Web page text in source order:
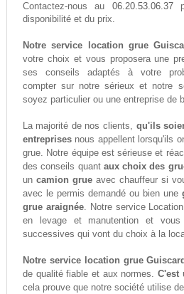
Contactez-nous au 06.20.53.06.37
disponibilité et du prix.
Notre service location grue
votre choix et vous proposera une
ses conseils adaptés à votre
compter sur notre sérieux et notre
soyez particulier ou une entreprise de
La majorité de nos clients, qu'ils
entreprisesnous appellent lorsqu'ils
grue. Notre équipe est sérieuse et
des conseils quant aux choix des
un camion grueavec chauffeur si
avec le permis demandé ou bien une
grue araignée. Notre service
en levage et manutention et
successives qui vont du choix à la
Notre service location grue Guiscard
de qualité fiable et aux normes.C'est
cela prouve que notre société utilise